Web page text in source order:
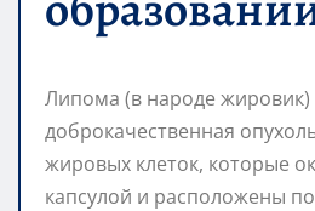
Липома (в народе жировик)
доброкачественная
жировых клеток, которые
капсулой и расположены